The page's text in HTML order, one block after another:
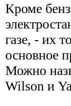
Кроме
газе, - их
основное
Можно
Wilson и